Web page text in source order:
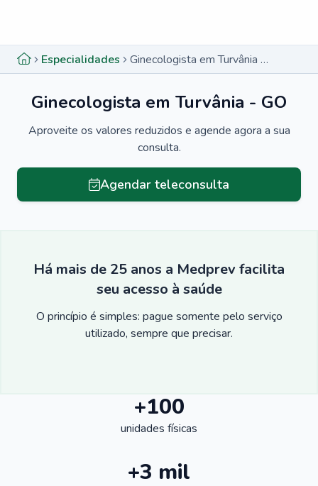
Especialidades Ginecologista em Turvânia - GO
Ginecologista em Turvânia - GO
Aproveite os valores reduzidos e agende agora a sua
consulta.
Agendar teleconsulta
Há mais de 25 anos a Medprev facilita
seu acesso à saúde
O princípio é simples: pague somente pelo serviço
utilizado, sempre que precisar.
+100
unidades físicas
+3 mil